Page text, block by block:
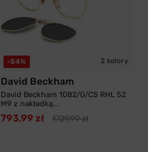
-54% 2 kolory
David Beckham
David Beckham 1082/G/CS RHL 52
M9 z nakładką...
793,99 zł 1729,99 zł